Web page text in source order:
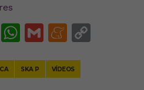
Twitter
WhatsApp
GmailMeneame
SKA P VÍDEOS